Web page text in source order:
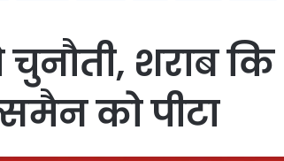
शराब कि
को पीटा